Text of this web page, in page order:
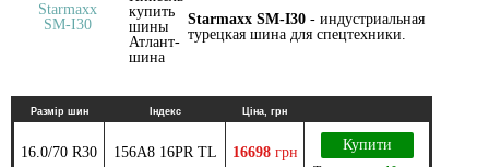
Starmaxx SM-I30 - индустриальная
турецкая шина для спецтехники.
Размір шин Індекс Ціна, грн
16.0/70 R30 156A8 16PR TL 16698 грн Купити